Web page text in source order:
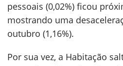
pessoais (0,02%) ficou
mostrando uma
outubro (1,16%).
Por sua vez, a Habitação